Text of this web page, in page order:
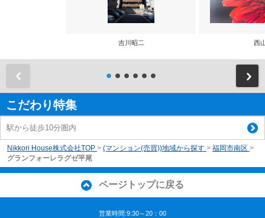
吉川昭二 西
こだわり特集
駅から徒歩10分圏内
Nikkori House株式会社TOP > (マンション(売買))地域から探す > 福岡市南区 >
グランフォーレラグゼ平尾
ページトップに戻る
営業時間:9:30～20：00